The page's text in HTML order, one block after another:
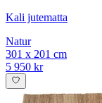
Kali jutematta
Natur
301 x 201 cm
5 950 kr